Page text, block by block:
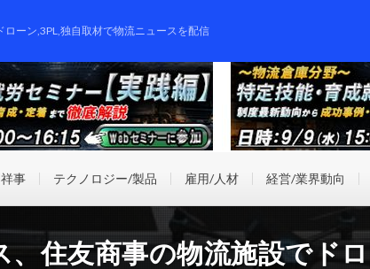
ローン,3PL,独自取材で物流ニュースを配信
事 テクノロジー/製品 雇用/人材 経営/業界動向
住友商事の物流施設でドロ